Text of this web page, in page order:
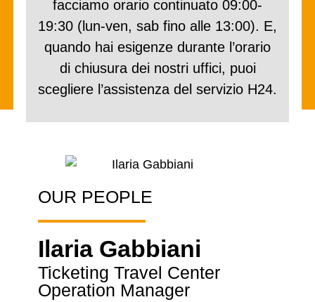
facciamo orario continuato 09:00-
19:30 (lun-ven, sab fino alle 13:00). E,
quando hai esigenze durante l’orario
di chiusura dei nostri uffici, puoi
scegliere l’assistenza del servizio H24.
OUR PEOPLE
Ilaria Gabbiani
Ticketing Travel Center
Operation Manager